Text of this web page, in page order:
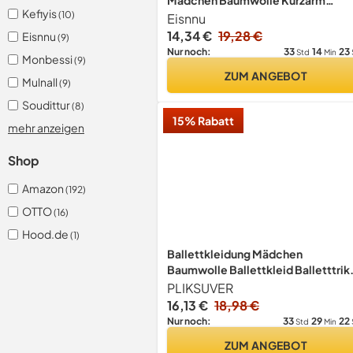
Kefiyis(10)
Eisnnu (9)
Monbessi(9)
Mulnall(9)
Soudittur(8)
mehr anzeigen
Shop
Amazon (192)
OTTO(16)
Hood.de (1)
Tanzkleid mädchen Ballettrock
Balletttrikot Ballettanzug mit
Chiffon Rock Tütü 2-11 Jahre
Eisnnu
14,34 € 19,28 €
Nur noch: 33Std 14Min 23
ZUM ANGEBOT
15% Rabatt
Ballettkleidung Mädchen
Baumwolle Ballettkleid
Kurzarm Tanzkleid Tanzbody mit
Chiffon Rock Tütü
PLIKSUVER
16,13 € 18,98 €
Nur noch: 33Std 29Min 22
ZUM ANGEBOT